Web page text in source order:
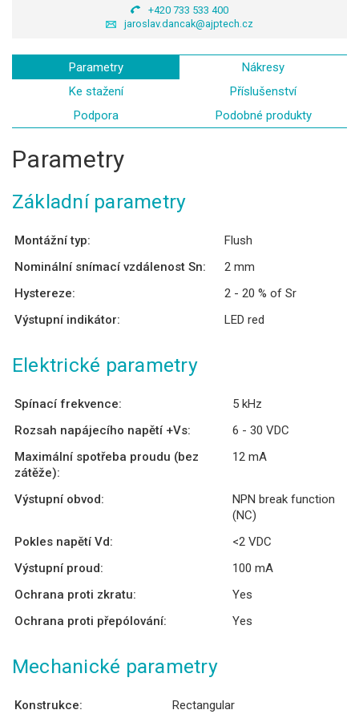
+420 733 533 400
jaroslav.dancak@ajptech.cz
Parametry
Nákresy
Ke stažení
Příslušenství
Podpora
Podobné produkty
Parametry
Základní parametry
Montážní typ:
Flush
Nominální snímací vzdálenost Sn:
2 mm
Hystereze:
2 - 20 % of Sr
Výstupní indikátor:
LED red
Elektrické parametry
Spínací frekvence:
5 kHz
Rozsah napájecího napětí +Vs:
6 - 30 VDC
Maximální spotřeba proudu (bez
zátěže):
12 mA
Výstupní obvod:
NPN break function
(NC)
Pokles napětí Vd:
<2 VDC
Výstupní proud:
100 mA
Ochrana proti zkratu:
Yes
Ochrana proti přepólování:
Yes
Mechanické parametry
Konstrukce: Rectangular